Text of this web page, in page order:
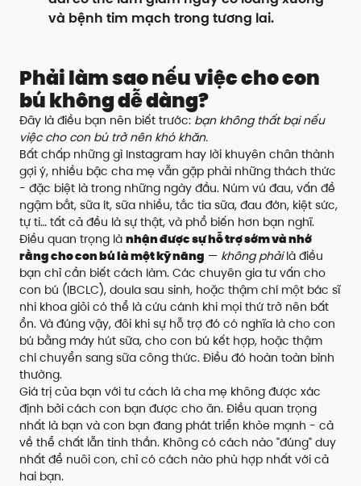
và bệnh tim mạch trong tương lai.
Phải làm sao nếu việc cho con
bú không dễ dàng?
Đây là điều bạn nên biết trước: bạn không thất bại nếu
việc cho con bú trở nên khó khăn.
Bất chấp những gì Instagram hay lời khuyên chân thành
gợi ý, nhiều bậc cha mẹ vẫn gặp phải những thách thức
- đặc biệt là trong những ngày đầu. Núm vú đau, vấn đề
ngậm bắt, sữa ít, sữa nhiều, tắc tia sữa, đau đớn, kiệt sức,
tự ti… tất cả đều là sự thật, và phổ biến hơn bạn nghĩ.
Điều quan trọng là nhận được sự hỗ trợ sớm và nhớ
rằng cho con bú là một kỹ năng — không phảilà điều
bạn chỉ cần biết cách làm. Các chuyên gia tư vấn cho
con bú (IBCLC), doula sau sinh, hoặc thậm chí một bác sĩ
nhi khoa giỏi có thể là cứu cánh khi mọi thứ trở nên bất
ổn. Và đúng vậy, đôi khi sự hỗ trợ đó có nghĩa là cho con
bú bằng máy hút sữa, cho con bú kết hợp, hoặc thậm
chí chuyển sang sữa công thức. Điều đó hoàn toàn bình
thường.
Giá trị của bạn với tư cách là cha mẹ không được xác
định bởi cách con bạn được cho ăn. Điều quan trọng
nhất là bạn và con bạn đang phát triển khỏe mạnh - cả
về thể chất lẫn tinh thần. Không có cách nào "đúng" duy
nhất để nuôi con, chỉ có cách nào phù hợp nhất với cả
hai bạn.